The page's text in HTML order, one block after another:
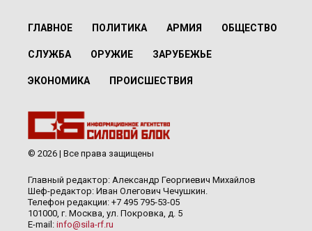
ГЛАВНОЕ ПОЛИТИКА АРМИЯ ОБЩЕСТВО
СЛУЖБА ОРУЖИЕ ЗАРУБЕЖЬЕ
ЭКОНОМИКА ПРОИСШЕСТВИЯ
© 2026 | Все права защищены
Главный редактор: Александр Георгиевич Михайлов
Шеф-редактор: Иван Олегович Чечушкин.
Телефон редакции: +7 495 795-53-05
101000, г. Москва, ул. Покровка, д. 5
E-mail: info@sila-rf.ru